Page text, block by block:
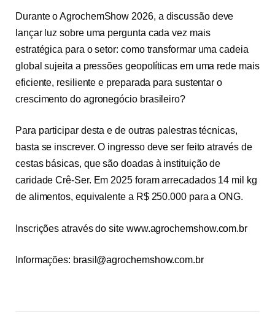
Durante o AgrochemShow 2026, a discussão deve
lançar luz sobre uma pergunta cada vez mais
estratégica para o setor: como transformar uma cadeia
global sujeita a pressões geopolíticas em uma rede mais
eficiente, resiliente e preparada para sustentar o
crescimento do agronegócio brasileiro?
Para participar desta e de outras palestras técnicas,
basta se inscrever. O ingresso deve ser feito através de
cestas básicas, que são doadas à instituição de
caridade Crê-Ser. Em 2025 foram arrecadados 14 mil kg
de alimentos, equivalente a R$ 250.000 para a ONG.
Inscrições através do site www.agrochemshow.com.br
Informações: brasil@agrochemshow.com.br